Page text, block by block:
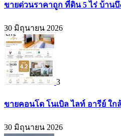
ขายด่วนราคาถูก ที่ดิน 5 ไร่ บ้านบึ
30 มิถุนายน 2026
3
ขายคอนโด โนเบิล ไลท์ อารีย์ ใก
30 มิถุนายน 2026